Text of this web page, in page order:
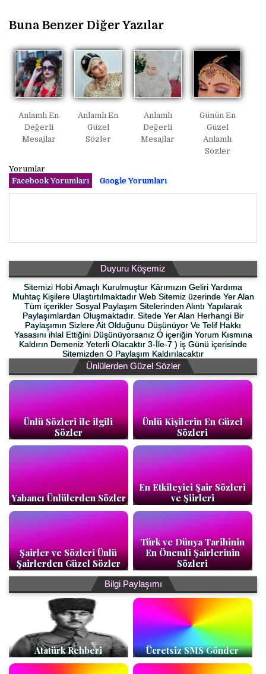
Buna Benzer Diğer Yazılar
Anlamlı En
Değerli
Mesajlar
Anlamlı En
Güzel
Sözler
Anlamlı
Değerli
Mesajlar
Günün En
Güzel
Anlamlı
Sözler
Yorumlar
Facebook Yorumları
Google Yorumları
Duyuru Köşemiz
Sitemizi Hobi Amaçlı Kurulmuştur Kârımızın Geliri Yardıma
Muhtaç Kişilere Ulaştırtılmaktadır Web Sitemiz üzerinde Yer Alan
Tüm içerikler Sosyal Paylaşım Sitelerinden Alıntı Yapılarak
Paylaşımlardan Oluşmaktadır. Sitede Yer Alan Herhangi Bir
Paylaşımın Sizlere Ait Olduğunu Düşünüyor Ve Telif Hakkı
Yasasını ihlal Ettiğini Düşünüyorsanız O içeriğin Yorum Kısmına
Kaldırın Demeniz Yeterli Olacaktır 3-İle-7 ) iş Günü içerisinde
Sitemizden O Paylaşım Kaldırılacaktır
Ünlülerden Güzel Sözler
Ünlü Sözleri ile ilgili
Sözler
Ünlü Kişilerin En Güzel
Sözleri
Yabancı Ünlülerden Sözler
En Etkileyici Şair Sözleri
ve Şiirleri
Şairler ve Sözleri Ünlü
Şairlerden Güzel Sözler
Türk ve Dünya Tarihinin
En Önemli Şairlerinin
Sözleri
Bilgi Paylaşımı
Atatürk Rehberi Ücretsiz SMS Gönder